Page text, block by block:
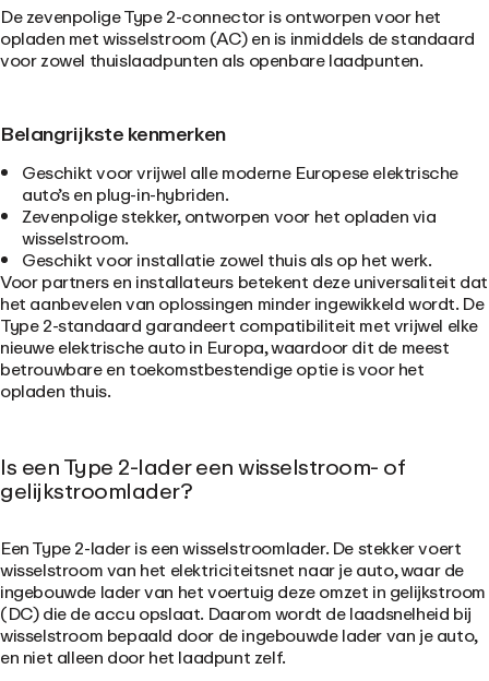
De zevenpolige Type 2-connector is ontworpen voor het
opladen met wisselstroom (AC) en is inmiddels de standaard
voor zowel thuislaadpunten als openbare laadpunten.
Belangrijkste kenmerken
Geschikt voor vrijwel alle moderne Europese elektrische
auto’s en plug-in-hybriden.
Zevenpolige stekker, ontworpen voor het opladen via
wisselstroom.
Geschikt voor installatie zowel thuis als op het werk.
Voor partners en installateurs betekent deze universaliteit dat
het aanbevelen van oplossingen minder ingewikkeld wordt. De
Type 2-standaard garandeert compatibiliteit met vrijwel elke
nieuwe elektrische auto in Europa, waardoor dit de meest
betrouwbare en toekomstbestendige optie is voor het
opladen thuis.
Is een Type 2-lader een wisselstroom- of
gelijkstroomlader?
Een Type 2-lader is een wisselstroomlader. De stekker voert
wisselstroom van het elektriciteitsnet naar je auto, waar de
ingebouwde lader van het voertuig deze omzet in gelijkstroom
(DC) die de accu opslaat. Daarom wordt de laadsnelheid bij
wisselstroom bepaald door de ingebouwde lader van je auto,
en niet alleen door het laadpunt zelf.